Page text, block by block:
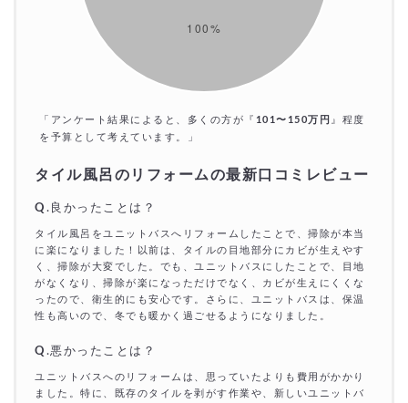
「アンケート結果によると、多くの方が『 101〜150万円 』程度
を予算として考えています。」
タイル風呂のリフォームの最新口コミレビュー
Q .良かったことは？
タイル風呂をユニットバスへリフォームしたことで、掃除が本当
に楽になりました！以前は、タイルの目地部分にカビが生えやす
く、掃除が大変でした。でも、ユニットバスにしたことで、目地
がなくなり、掃除が楽になっただけでなく、カビが生えにくくな
ったので、衛生的にも安心です。さらに、ユニットバスは、保温
性も高いので、冬でも暖かく過ごせるようになりました。
Q .悪かったことは？
ユニットバスへのリフォームは、思っていたよりも費用がかかり
ました。特に、既存のタイルを剥がす作業や、新しいユニットバ